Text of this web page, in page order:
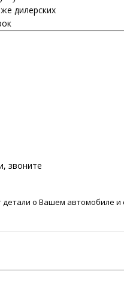
дилерских
звоните
о Вашем автомобиле